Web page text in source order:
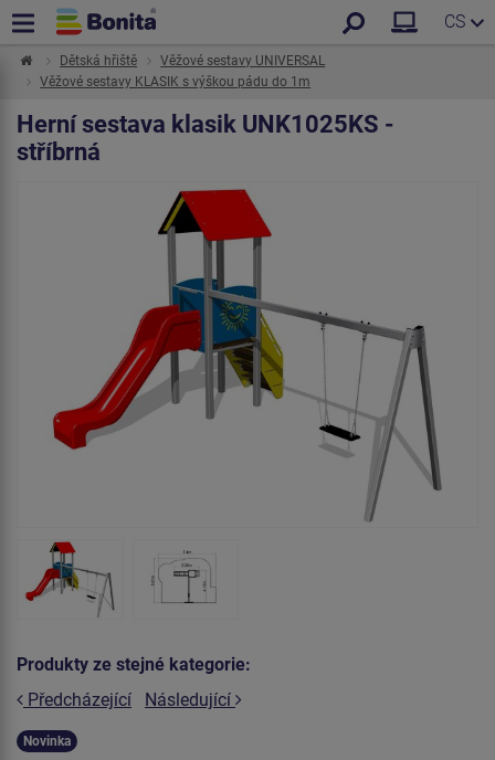
CS
Dětská hřiště
Věžové sestavy UNIVERSAL
Věžové sestavy KLASIK s výškou pádu do 1m
Herní sestava klasik UNK1025KS -
stříbrná
Produkty ze stejné kategorie:
Předcházející
Následující
Novinka